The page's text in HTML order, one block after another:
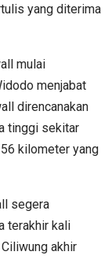
yang diterima
mulai
menjabat
direncanakan
tinggi sekitar
kilometer yang
segera
terakhir kali
akhir